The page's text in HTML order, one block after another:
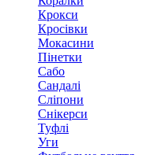
Крокси
Кросівки
Мокасини
Пінетки
Сабо
Сандалі
Сліпони
Снікерси
Туфлі
Уги